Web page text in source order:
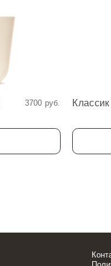
3700 руб.